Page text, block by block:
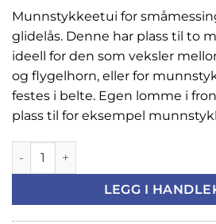
Munnstykkeetui for
glidelås. Denne har plass til to
ideell for den som veksler
og flygelhorn, eller for
festes i belte. Egen lomme i
plass til for eksempel
Munnstykkeetui trompet/
LEGG I